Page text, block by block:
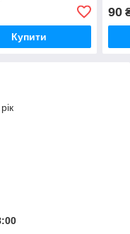
Купити
90